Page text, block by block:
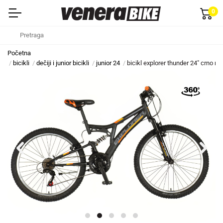
0
Početna
bicikli
dečiji i junior bicikli junior 24 bicikl explorer thunder 24" crno